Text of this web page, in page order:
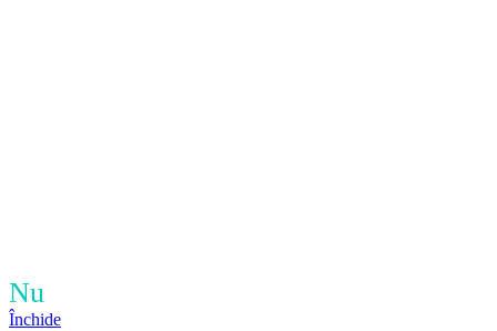
Nu
Închide